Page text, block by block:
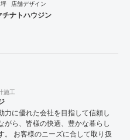
ト計画、設計から施工期間におけ
アフターサービス～までサポート
店舗デザイン
チナトハウジン
施工
力に優れた会社を目指して信頼し
がら、皆様の快適、豊かな暮らし
。 お客様のニーズに合して取り扱